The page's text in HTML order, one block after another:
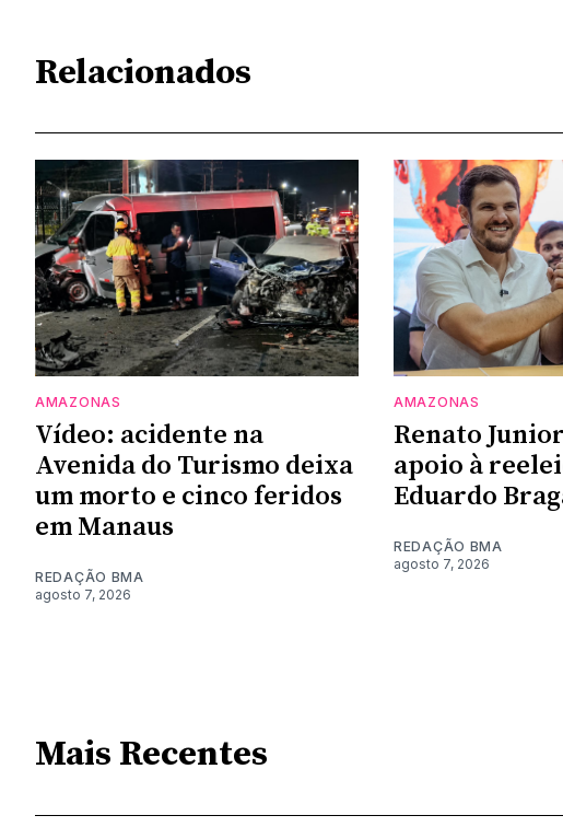
Relacionados
AMAZONAS
Vídeo: acidente na
Avenida do Turismo deixa
um morto e cinco feridos
em Manaus
REDAÇÃO BMA
agosto 7, 2026
AMAZONAS
Renato
apoio à
Eduardo
REDAÇÃO BMA
agosto 7, 2026
Mais Recentes